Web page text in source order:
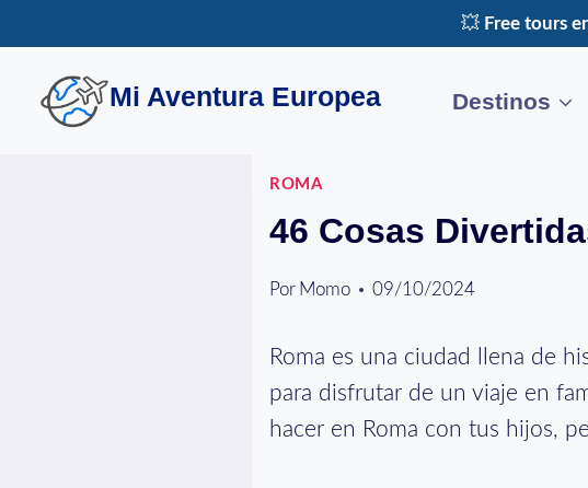
al
contenido
💥 Free tours
Mi Aventura Europea Destinos
ROMA
46 Cosas
Por Momo 09/10/2024
Roma es una ciudad llena de
para disfrutar de un viaje en
hacer en Roma con tus hijos,